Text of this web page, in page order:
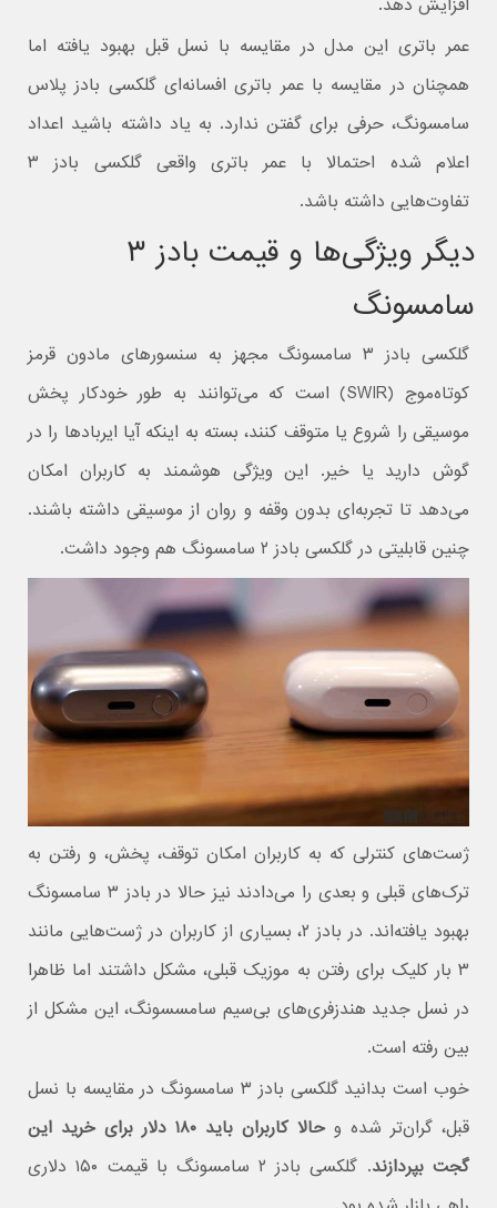
افزایش دهد.
عمر باتری این مدل در مقایسه با نسل قبل بهبود یافته اما
همچنان در مقایسه با عمر باتری افسانه‌ای گلکسی بادز پلاس
سامسونگ، حرفی برای گفتن ندارد. به یاد داشته باشید اعداد
اعلام شده احتمالا با عمر باتری واقعی گلکسی بادز ۳
تفاوت‌هایی داشته باشد.
دیگر ویژگی‌ها و قیمت بادز ۳
سامسونگ
گلکسی بادز ۳ سامسونگ مجهز به سنسورهای مادون قرمز
کوتاه‌موج (SWIR) است که می‌توانند به طور خودکار پخش
موسیقی را شروع یا متوقف کنند، بسته به اینکه آیا ایربادها را در
گوش دارید یا خیر. این ویژگی هوشمند به کاربران امکان
می‌دهد تا تجربه‌ای بدون وقفه و روان از موسیقی داشته باشند.
چنین قابلیتی در گلکسی بادز ۲ سامسونگ هم وجود داشت.
ژست‌های کنترلی که به کاربران امکان توقف، پخش، و رفتن به
تر‌ک‌های قبلی و بعدی را می‌دادند نیز حالا در بادز ۳ سامسونگ
بهبود یافته‌اند. در بادز ۲، بسیاری از کاربران در ژست‌هایی مانند
۳ بار کلیک برای رفتن به موزیک قبلی، مشکل داشتند اما ظاهرا
در نسل جدید هندزفری‌های بی‌سیم سامسسونگ، این مشکل از
بین رفته است.
خوب است بدانید گلکسی بادز ۳ سامسونگ در مقایسه با نسل
قبل، گران‌تر شده و
حالا کاربران باید ۱۸۰ دلار برای خرید این
گجت بپردازند
. گلکسی بادز ۲ سامسونگ با قیمت ۱۵۰ دلاری